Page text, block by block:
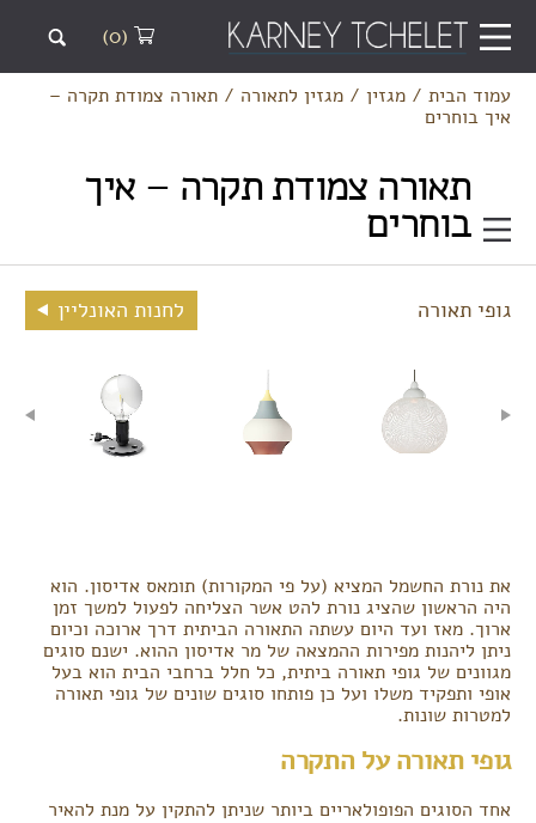
(0)
עמוד הבית/ מגזין/ מגזין לתאורה / תאורה צמודת תקרה –
איך בוחרים
תאורה צמודת תקרה – איך
בוחרים
גופי תאורה לחנות האונליין
את נורת החשמל המציא (על פי המקורות) תומאס אדיסון. הוא
היה הראשון שהציג נורת להט אשר הצליחה לפעול למשך זמן
ארוך. מאז ועד היום עשתה התאורה הביתית דרך ארוכה וכיום
ניתן ליהנות מפירות ההמצאה של מר אדיסון ההוא. ישנם סוגים
מגוונים של גופי תאורה ביתית, כל חלל ברחבי הבית הוא בעל
אופי ותפקיד משלו ועל כן פותחו סוגים שונים של גופי תאורה
למטרות שונות.
גופי תאורה על התקרה
אחד הסוגים הפופולאריים ביותר שניתן להתקין על מנת להאיר